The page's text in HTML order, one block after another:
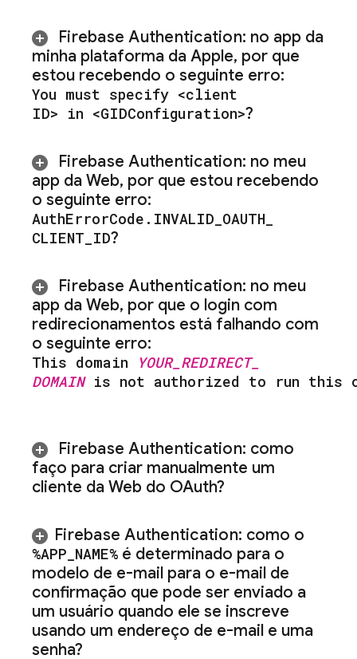
Firebase Authentication: no app da
minha plataforma da Apple, por que
estou recebendo o seguinte erro:
You must specify <client
ID> in <GIDConfiguration>?
Firebase Authentication: no meu
app da Web, por que estou recebendo
o seguinte erro:
AuthErrorCode . INVALID OAUTH
CLIENT ID?
Firebase Authentication: no meu
app da Web, por que o login com
redirecionamentos está falhando com
o seguinte erro:
This domain YOUR_ REDIRECT_
DOMAINis not authorized to run this
Firebase Authentication: como
faço para criar manualmente um
cliente da Web do OAuth?
Firebase Authentication: como o
%APP NAME% é determinado para o
modelo de e-mail para o e-mail de
confirmação que pode ser enviado a
um usuário quando ele se inscreve
usando um endereço de e-mail e uma
senha?